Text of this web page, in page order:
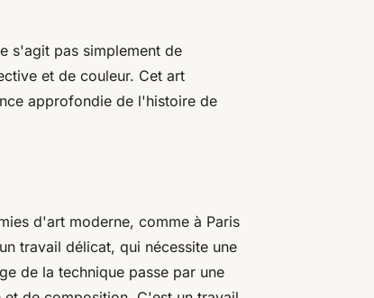
s'agit pas simplement de
et de couleur. Cet art
approfondie de l'histoire de
d'art moderne, comme à Paris
travail délicat, qui nécessite une
de la technique passe par une